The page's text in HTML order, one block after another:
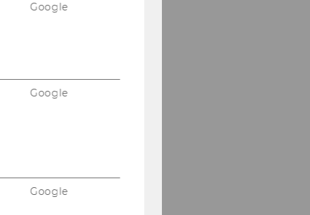
Google
Google
Google